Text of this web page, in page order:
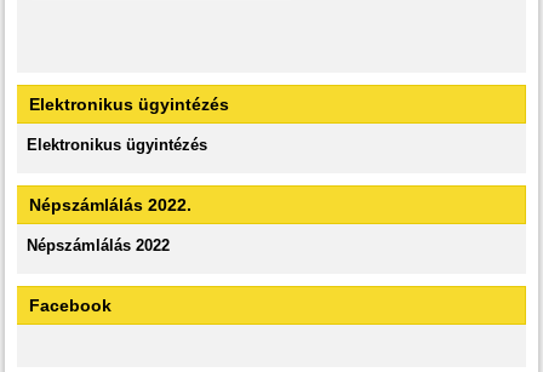
Elektronikus ügyintézés
Elektronikus ügyintézés
Népszámlálás 2022.
Népszámlálás 2022
Facebook